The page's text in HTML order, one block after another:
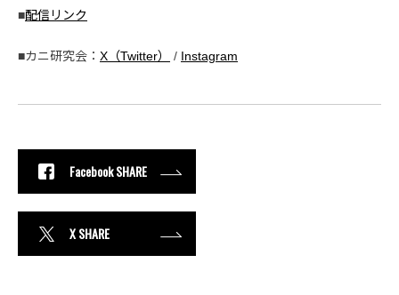
■配信リンク
■カニ研究会： X（Twitter） / Instagram
Facebook SHARE
X SHARE